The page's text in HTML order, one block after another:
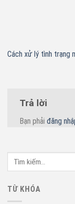
TỪ KHÓA
Cách xử lý tình trạng
Trả lời
Bạn phải đăng